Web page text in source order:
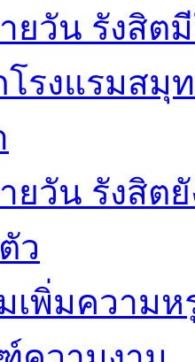
ยวัน รังสิต
โรงแรมสมุ
ยวัน รังสิต
ว
เพิ่มความ